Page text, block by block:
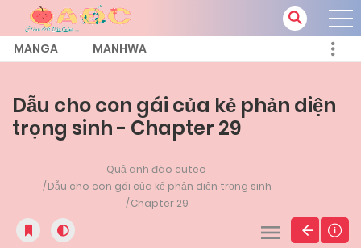
MANGA MANHWA
Dẫu cho con gái của kẻ phản diện
trọng sinh - Chapter 29
Quả anh đào cuteo
Dẫu cho con gái của kẻ phản diện trọng sinh
Chapter 29